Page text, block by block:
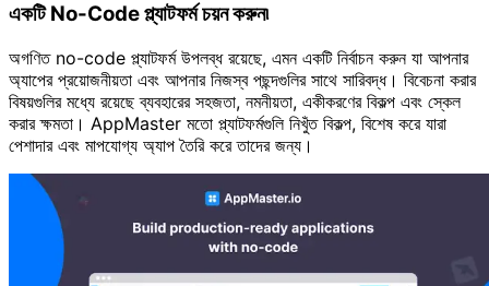
একটি No-Code প্ল্যাটফর্ম চয়ন করুন৷
অগণিত no-code প্ল্যাটফর্ম উপলব্ধ রয়েছে, এমন একটি নির্বাচন করুন যা আপনার
অ্যাপের প্রয়োজনীয়তা এবং আপনার নিজস্ব পছন্দগুলির সাথে সারিবদ্ধ। বিবেচনা করার
বিষয়গুলির মধ্যে রয়েছে ব্যবহারের সহজতা, নমনীয়তা, একীকরণের বিকল্প এবং স্কেল
করার ক্ষমতা। AppMaster মতো প্ল্যাটফর্মগুলি নিখুঁত বিকল্প, বিশেষ করে যারা
পেশাদার এবং মাপযোগ্য অ্যাপ তৈরি করে তাদের জন্য।